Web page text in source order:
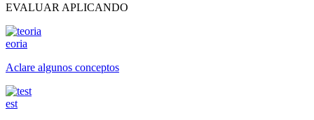
EVALUAR APLICANDO
eoria
Aclare algunos conceptos
est